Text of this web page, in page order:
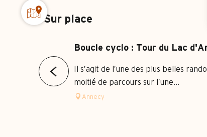
Sur place
Boucle cyclo : Tour du Lac
Il s’agit de l’une des plus belles
moitié de parcours sur l’une...
Annecy